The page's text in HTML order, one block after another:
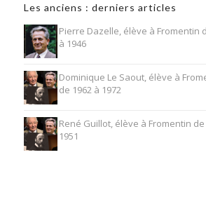
Les anciens : derniers articles
Pierre Dazelle, élève à Fromentin
à 1946
Dominique Le Saout, élève à
de 1962 à 1972
René Guillot, élève à Fromentin de
1951